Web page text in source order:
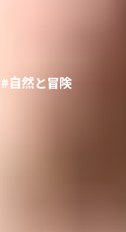
#自然と冒険